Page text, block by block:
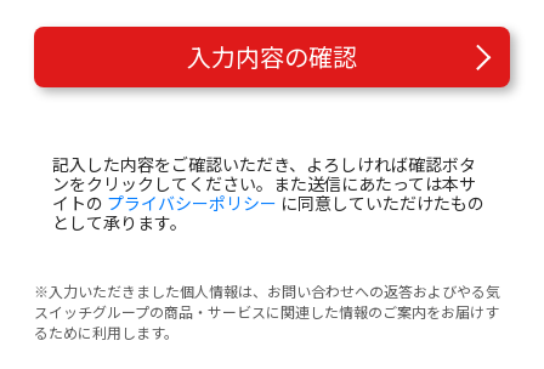
入力内容の確認
記入した内容をご確認いただき、よろしければ確認ボタ
ンをクリックしてください。また送信にあたっては本サ
イトの プライバシーポリシー に同意していただけたもの
として承ります。
※入力いただきました個人情報は、お問い合わせへの返答およびやる気
スイッチグループの商品・サービスに関連した情報のご案内をお届けす
るために利用します。